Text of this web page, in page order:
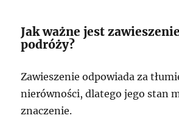
Jak ważne jest
podróży?
Zawieszenie odpowiada za
nierówności, dlatego jego stan
znaczenie.